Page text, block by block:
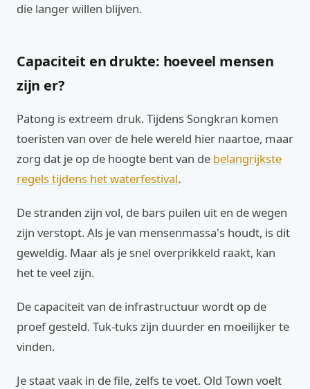
die langer willen blijven.
Capaciteit en drukte: hoeveel mensen
zijn er?
Patong is extreem druk. Tijdens Songkran komen
toeristen van over de hele wereld hier naartoe, maar
zorg dat je op de hoogte bent van de belangrijkste
regels tijdens het waterfestival.
De stranden zijn vol, de bars puilen uit en de wegen
zijn verstopt. Als je van mensenmassa's houdt, is dit
geweldig. Maar als je snel overprikkeld raakt, kan
het te veel zijn.
De capaciteit van de infrastructuur wordt op de
proef gesteld. Tuk-tuks zijn duurder en moeilijker te
vinden.
Je staat vaak in de file, zelfs te voet. Old Town voelt